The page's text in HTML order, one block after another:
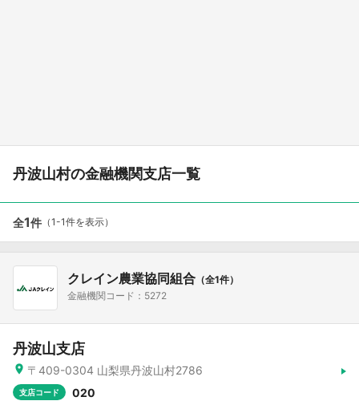
丹波山村の金融機関支店一覧
全1件 （1-1件を表示）
クレイン農業協同組合 （全1件）
金融機関コード：5272
丹波山支店
〒409-0304 山梨県丹波山村2786
支店コード 020